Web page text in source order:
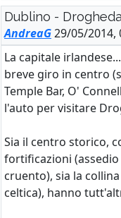
Dublino -
AndreaG29/05/2014,
La capitale
breve giro in centro
Temple Bar, O'
l'auto per visitare
Sia il centro storico,
fortificazioni
cruento), sia la
celtica), hanno